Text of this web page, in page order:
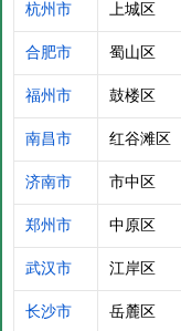
杭州市 上城区
合肥市 蜀山区
福州市 鼓楼区
南昌市 红谷滩区
济南市 市中区
郑州市 中原区
武汉市 江岸区
长沙市 岳麓区